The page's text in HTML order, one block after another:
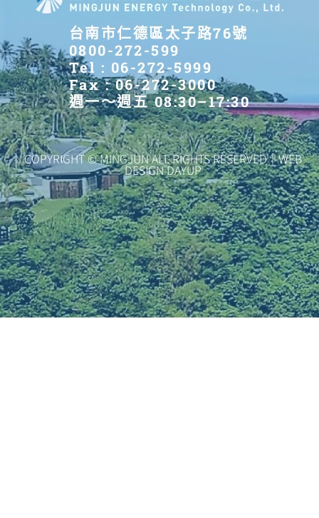
台南市仁德區太子路76號
0800-272-599
Tel : 06-272-5999
Fax : 06-272-3000
週一～週五 08:30–17:30
COPYRIGHT © MINGJUN ALL RIGHTS RESERVED｜WEB
DESIGN DAYUP